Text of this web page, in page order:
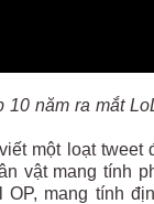
10 năm ra mắt
một loạt
vật mang tính
mang tính